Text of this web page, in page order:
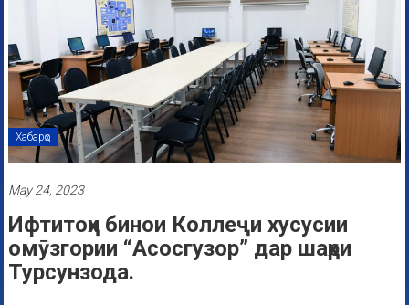
Хабарҳо
May 24, 2023
Ифтитоҳи бинои Коллеҷи хусусии
омӯзгории “Асосгузор” дар шаҳри
Турсунзода.